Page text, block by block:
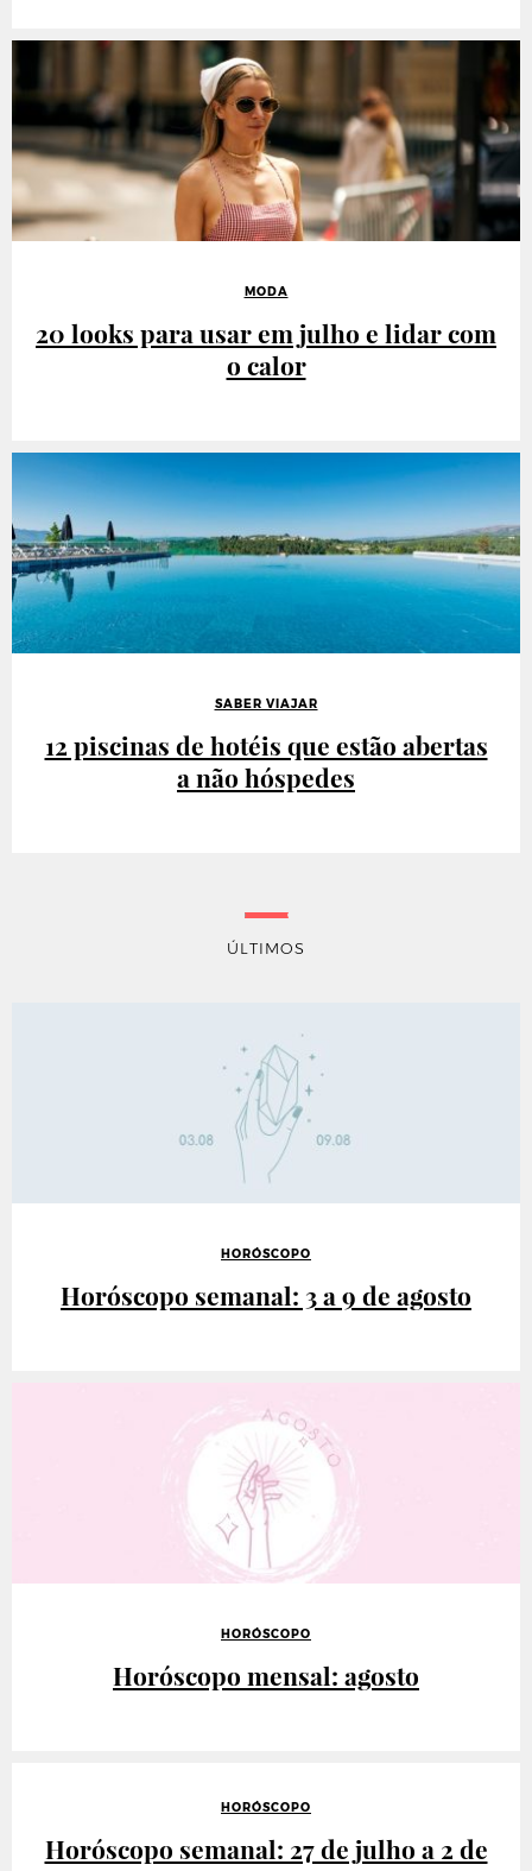
MODA
20 looks para usar em julho e lidar com
o calor
SABER VIAJAR
12 piscinas de hotéis que estão abertas
a não hóspedes
ÚLTIMOS
HORÓSCOPO
Horóscopo semanal: 3 a 9 de agosto
HORÓSCOPO
Horóscopo mensal: agosto
HORÓSCOPO
Horóscopo semanal: 27 de julho a 2 de